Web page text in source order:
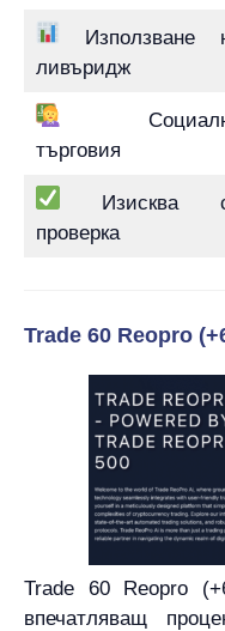
ливъридж
Социална
търговия
Изисква се
проверка
Trade 60 Reopro
Trade 60 Reopro
впечатляващ